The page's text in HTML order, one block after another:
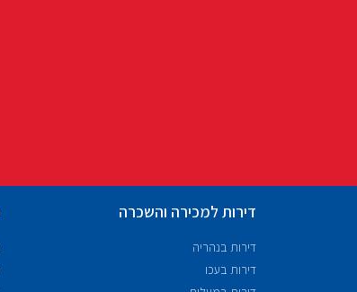
דירות למכירה והשכרה
דירות בנהריה
דירות בעכו